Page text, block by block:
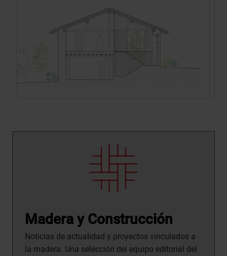
Madera y Construcción
Noticias de actualidad y proyectos vinculados a
la madera. Una selección del equipo editorial del